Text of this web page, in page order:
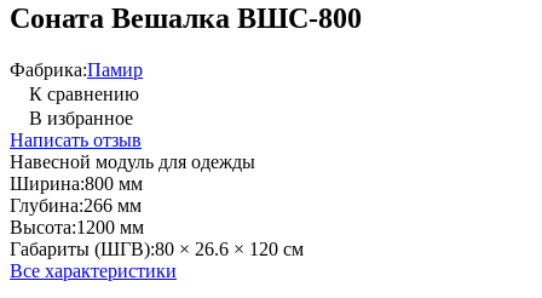
Соната Вешалка ВШС-800
Фабрика:Памир
К сравнению
В избранное
Написать отзыв
Навесной модуль для одежды
Ширина:800 мм
Глубина:266 мм
Высота:1200 мм
Габариты (ШГВ):80 × 26.6 × 120 см
Все характеристики